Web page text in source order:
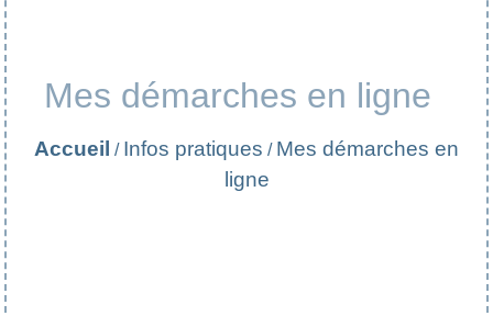
Mes démarches en ligne
Accueil / Infos pratiques / Mes démarches en
ligne